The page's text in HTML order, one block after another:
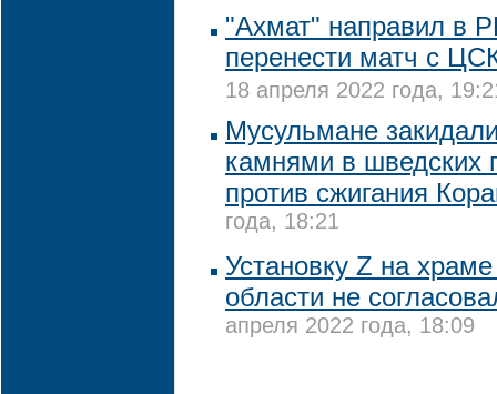
"Ахмат" направил в
перенести матч с
18 апреля 2022 года,
Мусульмане
камнями в шведских
против сжигания
года, 18:21
Установку Z на
области не
апреля 2022 года, 18:09